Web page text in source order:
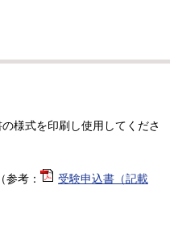
様式を印刷し使用してくださ
参考：
受験申込書（記載